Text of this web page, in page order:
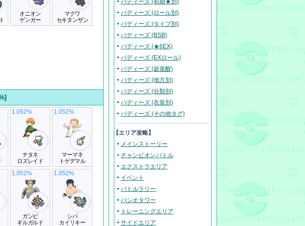
オニオン
ゲンガー
マクワ
セキタンザン
ナタネ
ロズレイド
1.052%
マーマネ
トゲデマル
1.052%
ガンピ
ギルガルド
1.052%
シバ
カイリキー
1.052%
バディーズ (初期★別)
バディーズ (ロール別)
バディーズ (タイプ別)
バディーズ (BSB)
バディーズ (★6EX)
バディーズ (EXロール)
バディーズ (超覚醒)
バディーズ (地方別)
バディーズ (分類別)
バディーズ (衣装別)
バディーズ (その他タグ)
【エリア攻略】
メインストーリー
チャンピオンバトル
エクストラエリア
イベント
バトルラリー
パシオタワー
トレーニングエリア
サイドエリア